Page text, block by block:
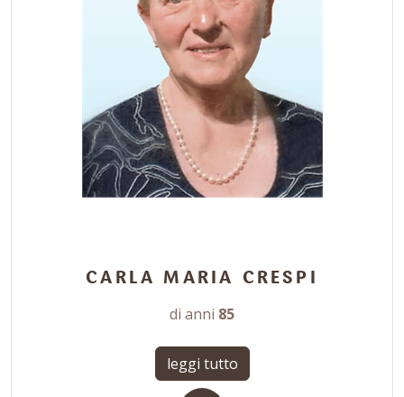
CARLA MARIA CRESPI
di anni 85
leggi tutto